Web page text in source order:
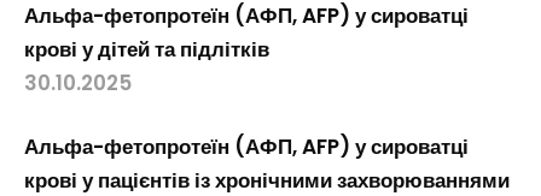
Альфа-фетопротеїн (АФП, AFP) у сироватці
крові у дітей та підлітків
30.10.2025
Альфа-фетопротеїн (АФП, AFP) у сироватці
крові у пацієнтів із хронічними захворюваннями